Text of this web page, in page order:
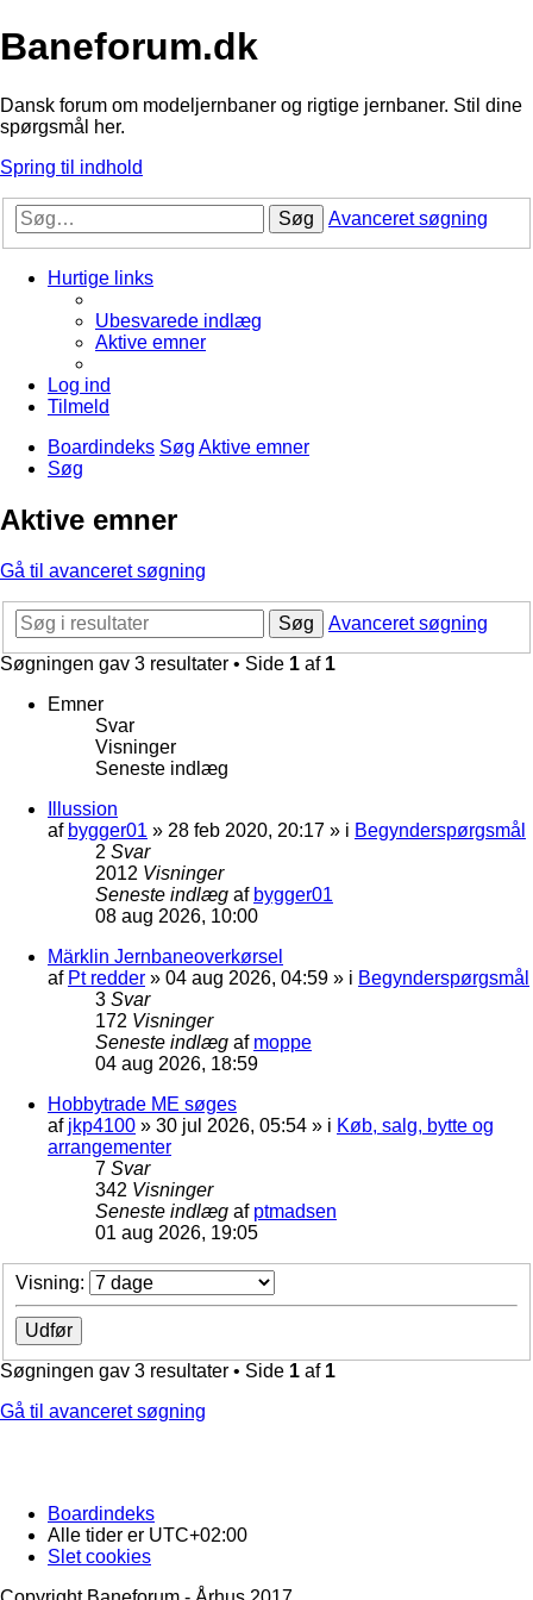
Baneforum.dk
Dansk forum om modeljernbaner og rigtige jernbaner. Stil dine
spørgsmål her.
Spring til indhold
Søg Avanceret søgning
Hurtige links
Ubesvarede indlæg
Aktive emner
Log ind
Tilmeld
Boardindeks Søg Aktive emner
Søg
Aktive emner
Gå til avanceret søgning
Søg
Avanceret søgning
Søgningen gav 3 resultater • Side 1 af 1
Emner
Svar
Visninger
Seneste indlæg
Illussion
af bygger01 » 28 feb 2020, 20:17 » i Begynderspørgsmål
2 Svar
2012 Visninger
Seneste indlæg af bygger01
08 aug 2026, 10:00
Märklin Jernbaneoverkørsel
af Pt redder » 04 aug 2026, 04:59 » i Begynderspørgsmål
3 Svar
172 Visninger
Seneste indlæg af moppe
04 aug 2026, 18:59
Hobbytrade ME søges
af jkp4100 » 30 jul 2026, 05:54 » i Køb, salg, bytte og
arrangementer
7 Svar
342 Visninger
Seneste indlæg af ptmadsen
01 aug 2026, 19:05
Visning:
Søgningen gav 3 resultater • Side 1 af 1
Gå til avanceret søgning
Boardindeks
Alle tider er UTC+02:00
Slet cookies